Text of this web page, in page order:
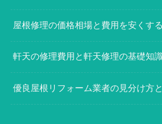
屋根修理の価格相場と費用を安くす
軒天の修理費用と軒天修理の基礎知
優良屋根リフォーム業者の見分け方